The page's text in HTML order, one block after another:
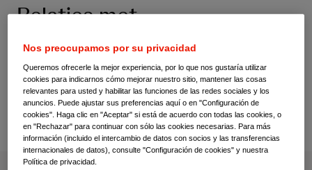
a
Relaties met
Patiëntenorganisaties
Nos preocupamos por su privacidad
Queremos ofrecerle la mejor experiencia, por lo que nos gustaría utilizar
cookies para indicarnos cómo mejorar nuestro sitio, mantener las cosas
relevantes para usted y habilitar las funciones de las redes sociales y los
anuncios. Puede ajustar sus preferencias aquí o en "Configuración de
cookies". Haga clic en "Aceptar" si está de acuerdo con todas las cookies, o
en "Rechazar" para continuar con sólo las cookies necesarias. Para más
información (incluido el intercambio de datos con socios y las transferencias
internacionales de datos), consulte "Configuración de cookies" y nuestra
Política de privacidad.